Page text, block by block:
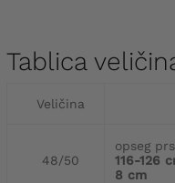
Tablica
Veličina
48/50
opseg
116-126
8 cm